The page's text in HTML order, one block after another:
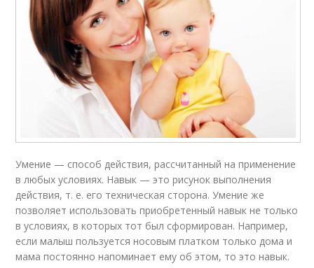
Умение — способ действия, рассчитанный на применение
в любых условиях. Навык — это рисунок выполнения
действия, т. е. его техническая сторона. Умение же
позволяет использовать приобретенный навык не только
в условиях, в которых тот был сформирован. Например,
если малыш пользуется носовым платком только дома и
мама постоянно напоминает ему об этом, то это навык.